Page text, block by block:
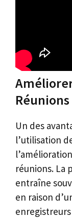
Réunions
Un des
l’utilisation
réunions. La
entraîne
en raison